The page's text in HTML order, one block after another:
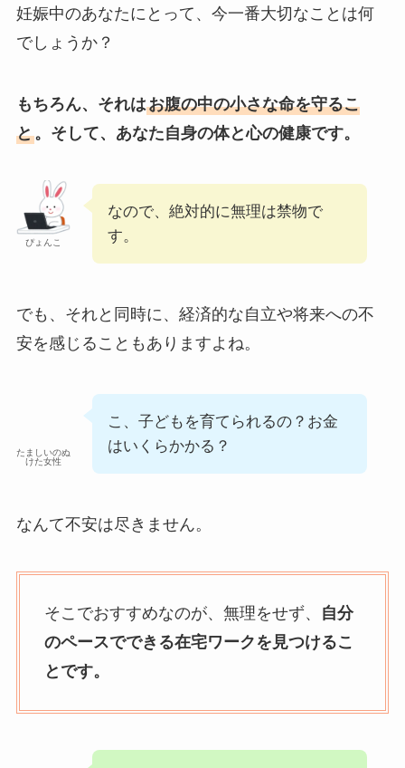
妊娠中のあなたにとって、今一番大切なことは何
でしょうか？
もちろん、それはお腹の中の小さな命を守るこ
と。そして、あなた自身の体と心の健康です。
ぴょんこ
なので、絶対的に無理は禁物で
す。
でも、それと同時に、経済的な自立や将来への不
安を感じることもありますよね。
たましいのぬ
けた女性
こ、子どもを育てられるの？お金
はいくらかかる？
なんて不安は尽きません。
そこでおすすめなのが、無理をせず、
自分
のペースでできる在宅ワークを見つけるこ
とです。